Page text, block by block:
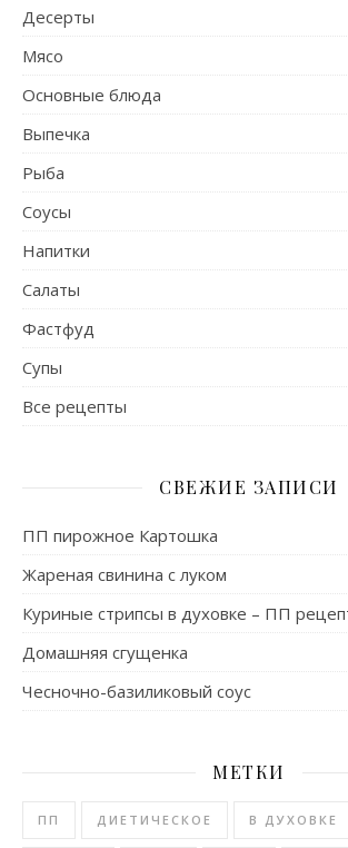
Десерты
Мясо
Основные блюда
Выпечка
Рыба
Соусы
Напитки
Салаты
Фастфуд
Супы
Все рецепты
СВЕЖИЕ ЗАПИСИ
ПП пирожное Картошка
Жареная свинина с луком
Куриные стрипсы в духовке – ПП
Домашняя сгущенка
Чесночно-базиликовый соус
МЕТКИ
ПП ДИЕТИЧЕСКОЕ В ДУХОВКЕ